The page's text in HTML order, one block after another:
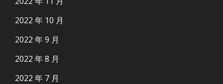
2022 年 10 月
2022 年 9 月
2022 年 8 月
2022 年 7 月